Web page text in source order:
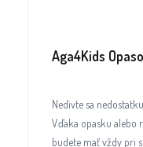
Aga4Kids
Nedivte sa
Vďaka opasku alebo
budete mať vždy pri